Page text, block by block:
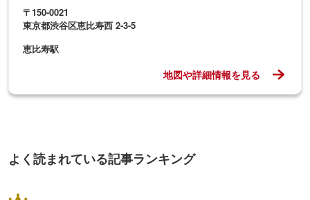
〒150-0021
東京都渋谷区恵比寿西 2-3-5
恵比寿駅
地図や詳細情報を見る
よく読まれている記事ランキング